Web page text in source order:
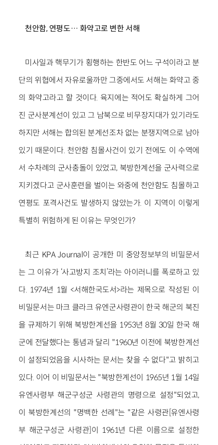
천안함, 연평도… 화약고로 변한 서해
미사일과 핵무기가 횡행하는 한반도 어느 구석이라고 분
단의 위협에서 자유로울까만 그중에서도 서해는 화약고 중
의 화약고라고 할 것이다. 육지에는 적어도 확실하게 그어
진 군사분계선이 있고 그 남북으로 비무장지대가 있기라도
하지만 서해는 합의된 분계선조차 없는 분쟁지역으로 남아
있기 때문이다. 천안함 침몰사건이 있기 전에도 이 수역에
서 수차례의 군사충돌이 있었고, 북방한계선을 군사력으로
지키겠다고 군사훈련을 벌이는 와중에 천안함도 침몰하고
연평도 포격사건도 발생하지 않았는가. 이 지역이 이렇게
특별히 위험하게 된 이유는 무엇인가?
최근 KPA Journal이 공개한 미 중앙정보부의 비밀문서
는 그 이유가 ‘사고방지 조치’라는 아이러니를 폭로하고 있
다. 1974년 1월 <서해한국도서>라는 제목으로 작성된 이
비밀문서는 마크 클라크 유엔군사령관이 한국 해군의 북진
을 규제하기 위해 북방한계선을 1953년 8월 30일 한국 해
군에 전달했다는 통념과 달리 "1960년 이전에 북방한계선
이 설정되었음을 시사하는 문서는 찾을 수 없다"고 밝히고
있다. 이어 이 비밀문서는 "북방한계선이 1965년 1월 14일
유엔사령부 해군구성군 사령관의 명령으로 설정"되었고,
이 북방한계선의 "명백한 선례"는 "같은 사령관[유엔사령
부 해군구성군 사령관]이 1961년 다른 이름으로 설정한